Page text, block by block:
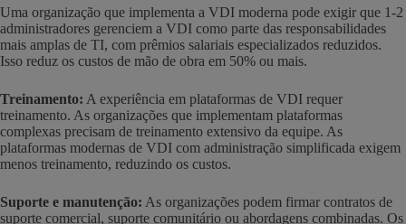
Uma organização que implementa a VDI moderna pode exigir que 1-2
administradores gerenciem a VDI como parte das responsabilidades
mais amplas de TI, com prêmios salariais especializados reduzidos.
Isso reduz os custos de mão de obra em 50% ou mais.
Treinamento: A experiência em plataformas de VDI requer
treinamento. As organizações que implementam plataformas
complexas precisam de treinamento extensivo da equipe. As
plataformas modernas de VDI com administração simplificada exigem
menos treinamento, reduzindo os custos.
Suporte e manutenção: As organizações podem firmar contratos de
suporte comercial, suporte comunitário ou abordagens combinadas. Os